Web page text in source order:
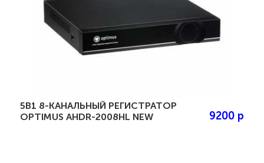
5В1 8-КАНАЛЬНЫЙ РЕГИСТРАТОР
OPTIMUS AHDR-2008HL NEW
9200 р